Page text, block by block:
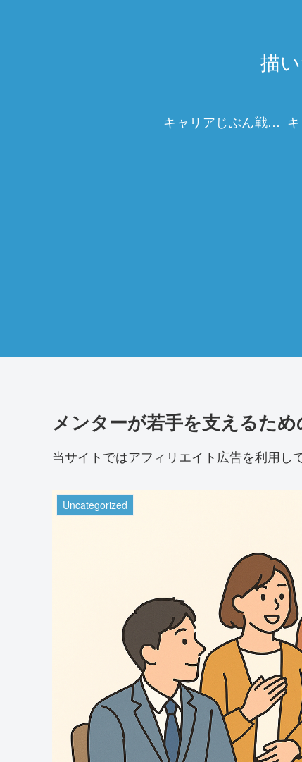
描
キャリアじぶん戦略マップで、未来を描く力を。
メンターが若手を支えるた
当サイトではアフィリエイト広告を利用し
Uncategorized